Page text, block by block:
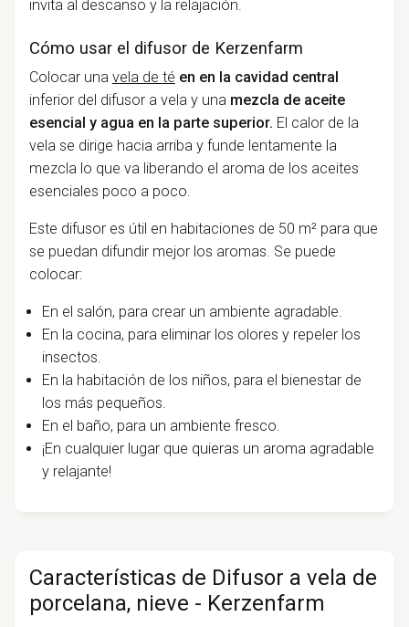
invita al descanso y la relajación.
Cómo usar el difusor de Kerzenfarm
Colocar una vela de té en en la cavidad central
inferior del difusor a vela y unamezcla de aceite
esencial y agua en la parte superior. El calor de la
vela se dirige hacia arriba y funde lentamente la
mezcla lo que va liberando el aroma de los aceites
esenciales poco a poco.
Este difusor es útil en habitaciones de 50 m² para que
se puedan difundir mejor los aromas. Se puede
colocar:
En el salón, para crear un ambiente agradable.
En la cocina, para eliminar los olores y repeler los
insectos.
En la habitación de los niños, para el bienestar de
los más pequeños.
En el baño, para un ambiente fresco.
¡En cualquier lugar que quieras un aroma agradable
y relajante!
Características de Difusor a vela de
porcelana, nieve - Kerzenfarm